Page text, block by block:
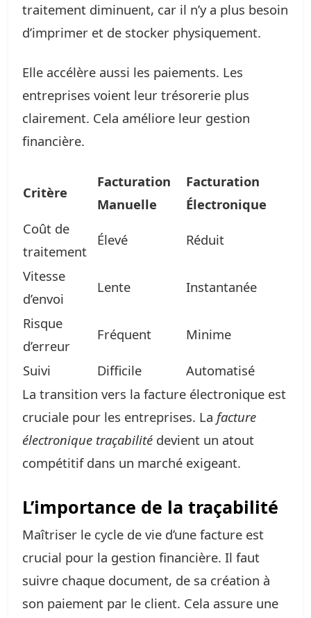
traitement diminuent, car il n’y a plus besoin
d’imprimer et de stocker physiquement.
Elle accélère aussi les paiements. Les
entreprises voient leur trésorerie plus
clairement. Cela améliore leur gestion
financière.
Critère
Facturation
Manuelle
Facturation
Électronique
Coût de
traitement
Élevé Réduit
Vitesse
d’envoi
Lente Instantanée
Risque
d’erreur
Fréquent Minime
Suivi Difficile
Automatisé
La transition vers la facture électronique est
cruciale pour les entreprises. La facture
électronique traçabilité devient un atout
compétitif dans un marché exigeant.
L’importance de la traçabilité
Maîtriser le cycle de vie d’une facture est
crucial pour la gestion financière. Il faut
suivre chaque document, de sa création à
son paiement par le client. Cela assure une